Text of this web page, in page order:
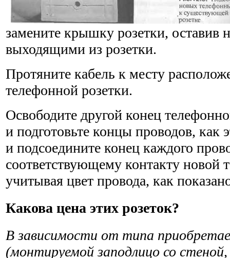
замените крышку розетки, оставив
выходящими из розетки.
Протяните кабель к месту
телефонной розетки.
Освободите другой конец
и подготовьте концы проводов, как
и подсоедините конец каждого
соответствующему контакту новой
учитывая цвет провода, как
Какова цена этих розеток?
В зависимости от типа
(монтируемой заподлицо со